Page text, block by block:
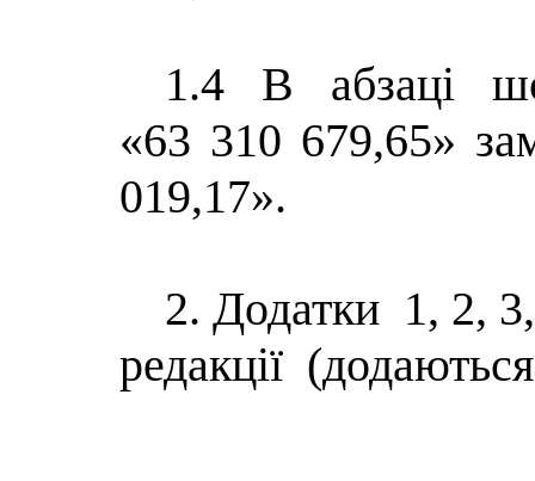
1.4 В абзаці
«63 310 679,65»
019,17».
2. Додатки 1, 2,
редакції